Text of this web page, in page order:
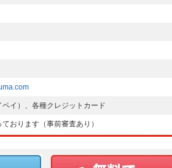
イ）、各種クレジットカード
おります（事前審査あり）